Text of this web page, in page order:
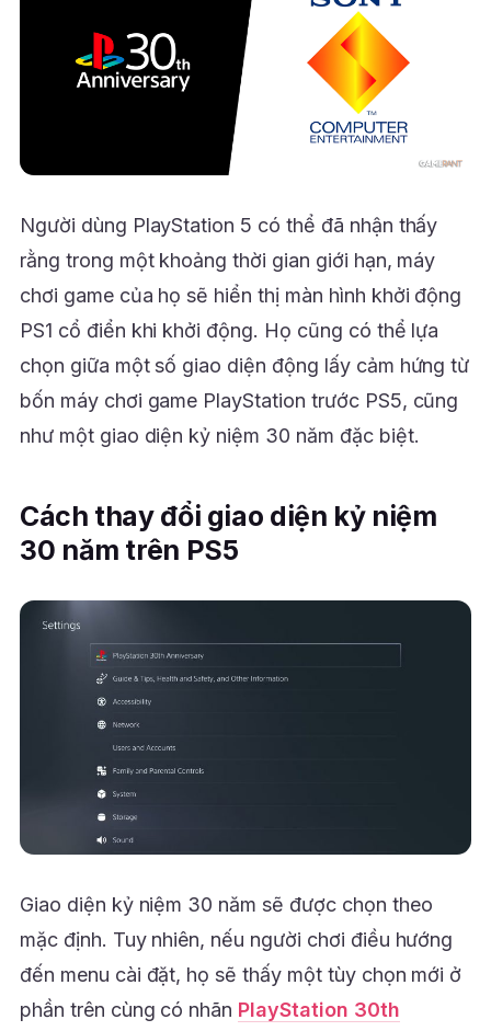
Người dùng PlayStation 5 có thể đã nhận thấy
rằng trong một khoảng thời gian giới hạn, máy
chơi game của họ sẽ hiển thị màn hình khởi động
PS1 cổ điển khi khởi động. Họ cũng có thể lựa
chọn giữa một số giao diện động lấy cảm hứng từ
bốn máy chơi game PlayStation trước PS5, cũng
như một giao diện kỷ niệm 30 năm đặc biệt.
Cách thay đổi giao diện kỷ niệm
30 năm trên PS5
Giao diện kỷ niệm 30 năm sẽ được chọn theo
mặc định. Tuy nhiên, nếu người chơi điều hướng
đến menu cài đặt, họ sẽ thấy một tùy chọn mới ở
phần trên cùng có nhãn PlayStation 30th